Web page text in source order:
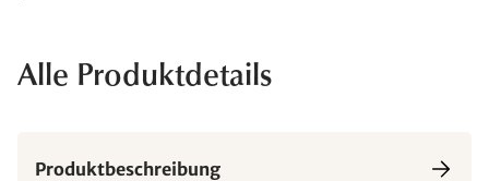
Alle Produktdetails
Produktbeschreibung